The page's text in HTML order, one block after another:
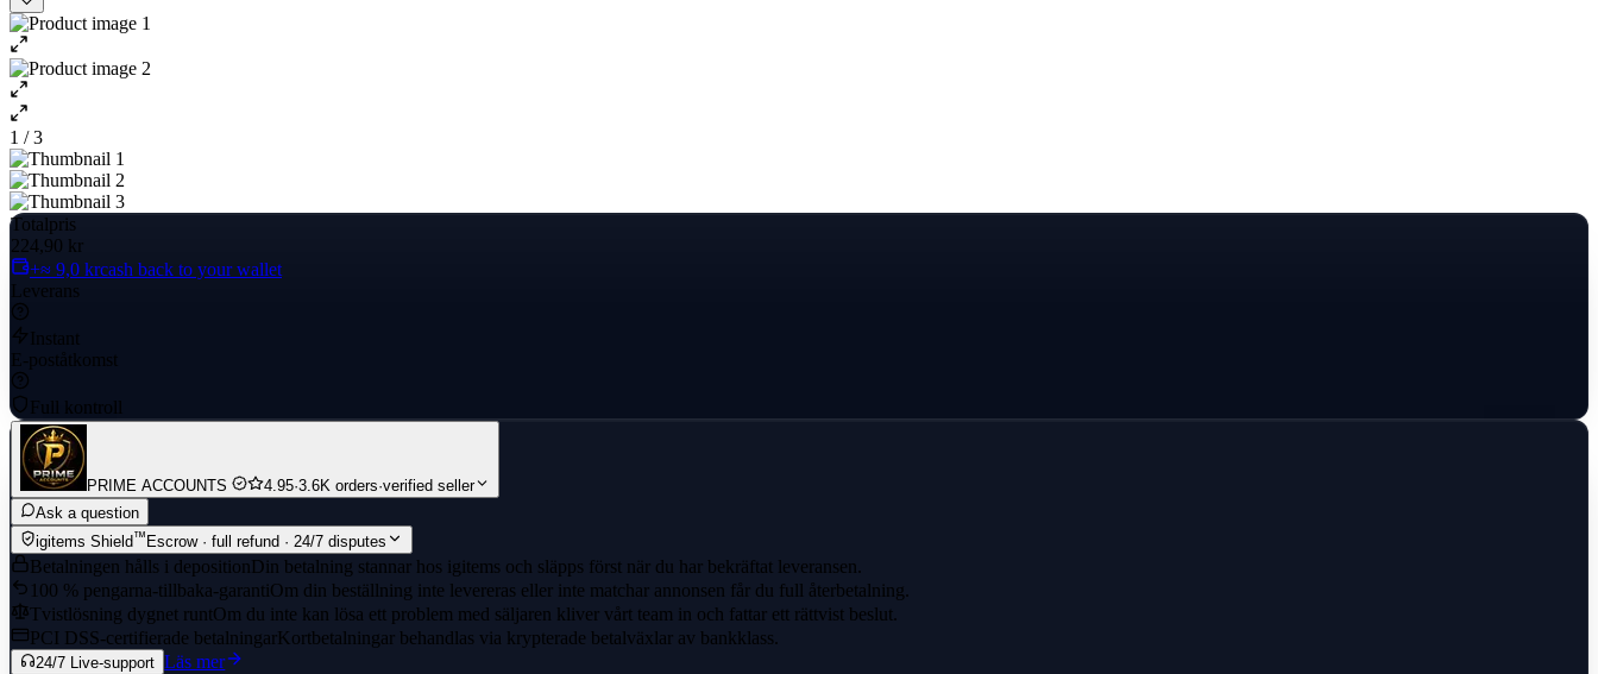
1 / 3
Totalpris
224,90 kr
+≈ 9,0 krcash back to your wallet
Leverans
Instant
E-poståtkomst
Full kontroll
PRIME ACCOUNTS 4.95·3.6K orders·verified seller
Ask a question
igitems Shield™Escrow · full refund · 24/7 disputes
Betalningen hålls i depositionDin betalning stannar hos igitems och släpps först när du har bekräftat leveransen.
100 % pengarna-tillbaka-garantiOm din beställning inte levereras eller inte matchar annonsen får du full återbetalning.
Tvistlösning dygnet runtOm du inte kan lösa ett problem med säljaren kliver vårt team in och fattar ett rättvist beslut.
PCI DSS-certifierade betalningarKortbetalningar behandlas via krypterade betalväxlar av bankklass.
24/7 Live-support Läs mer